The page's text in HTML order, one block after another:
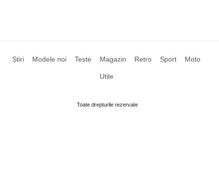
Știri Modele noi Teste Magazin Retro Sport Moto
Utile
Toate drepturile rezervate